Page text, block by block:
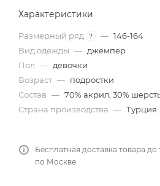
Характеристики
Размерный ряд ? — 146-164
Вид одежды — джемпер
Пол — девочки
Возраст — подростки
Состав — 70% акрил, 30%
Страна производства — Турция
Бесплатная доставка товара
по Москве